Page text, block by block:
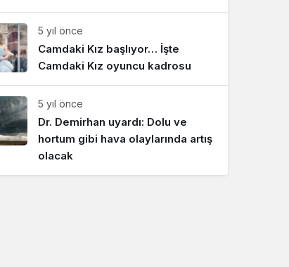
5 yıl önce
Camdaki Kız başlıyor… İşte
Camdaki Kız oyuncu kadrosu
5 yıl önce
Dr. Demirhan uyardı: Dolu ve
hortum gibi hava olaylarında artış
olacak